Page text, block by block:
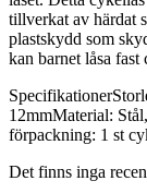
tillverkat av härdat
plastskydd som
kan barnet låsa
12mmMaterial:
förpackning: 1 st
Det finns inga